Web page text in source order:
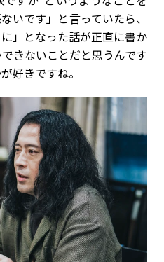
いです」と言っていたら、
」となった話が正直に書か
きないことだと思うんです
好きですね。